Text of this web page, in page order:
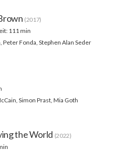
(2017)
111 min
Peter Fonda, Stephen Alan Seder
Simon Prast, Mia Goth
the World (2022)